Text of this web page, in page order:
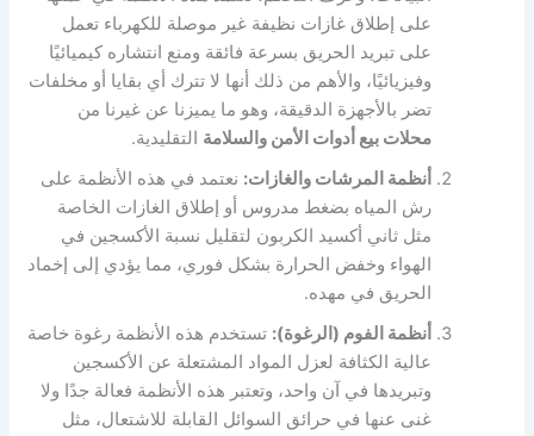
على إطلاق غازات نظيفة غير موصلة للكهرباء تعمل
على تبريد الحريق بسرعة فائقة ومنع انتشاره كيميائيًا
وفيزيائيًا، والأهم من ذلك أنها لا تترك أي بقايا أو مخلفات
تضر بالأجهزة الدقيقة، وهو ما يميزنا عن غيرنا من
محلات بيع أدوات الأمن والسلامة التقليدية.
أنظمة المرشات والغازات: نعتمد في هذه الأنظمة على
رش المياه بضغط مدروس أو إطلاق الغازات الخاصة
مثل ثاني أكسيد الكربون لتقليل نسبة الأكسجين في
الهواء وخفض الحرارة بشكل فوري، مما يؤدي إلى إخماد
الحريق في مهده.
أنظمة الفوم (الرغوة): تستخدم هذه الأنظمة رغوة خاصة
عالية الكثافة لعزل المواد المشتعلة عن الأكسجين
وتبريدها في آن واحد، وتعتبر هذه الأنظمة فعالة جدًا ولا
غنى عنها في حرائق السوائل القابلة للاشتعال، مثل